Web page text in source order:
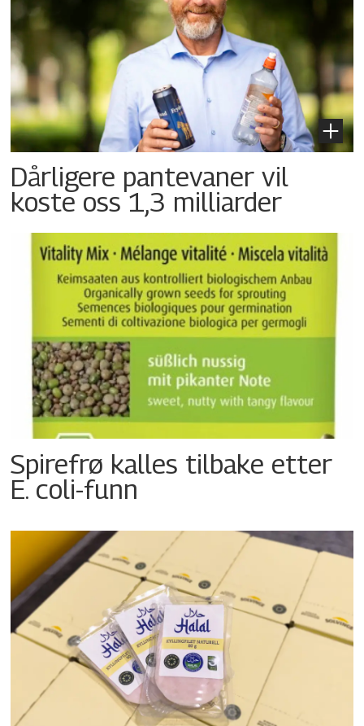
Dårligere pantevaner vil
koste oss 1,3 milliarder
Spirefrø kalles tilbake etter
E. coli-funn